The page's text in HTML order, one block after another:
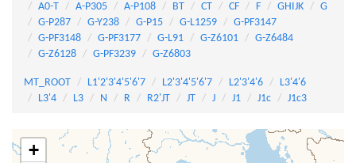
A0-T
A-P305 A-P108 BT CT CF F GHIJK
G
G-P287
G-Y238 G-P15 G-L1259
G-PF3147
G-PF3148
G-PF3177 G-L91 G-Z6101
G-Z6484
G-Z6128
G-PF3239 G-Z6803
MT_ROOT L1'2'3'4'5'6'7 L2'3'4'5'6'7 L2'3'4'6
L3'4'6
L3'4
L3 N R R2'JT JT J J1 J1c J1c3
+